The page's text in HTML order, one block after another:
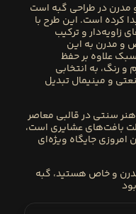
مدرن در طراحی گبه است
کرده است. این طرح با
زاویه‌دار و ترکیب
و مدرن به این
علاوه بر حفظ
و رنگ، به انتخابی
و مینیمال تبدیل
هنر سنتی در قالبی معاصر
بافت‌های عشایری است،
امروزی جایگاه ویژه‌ای
و خاص هستید، گبه